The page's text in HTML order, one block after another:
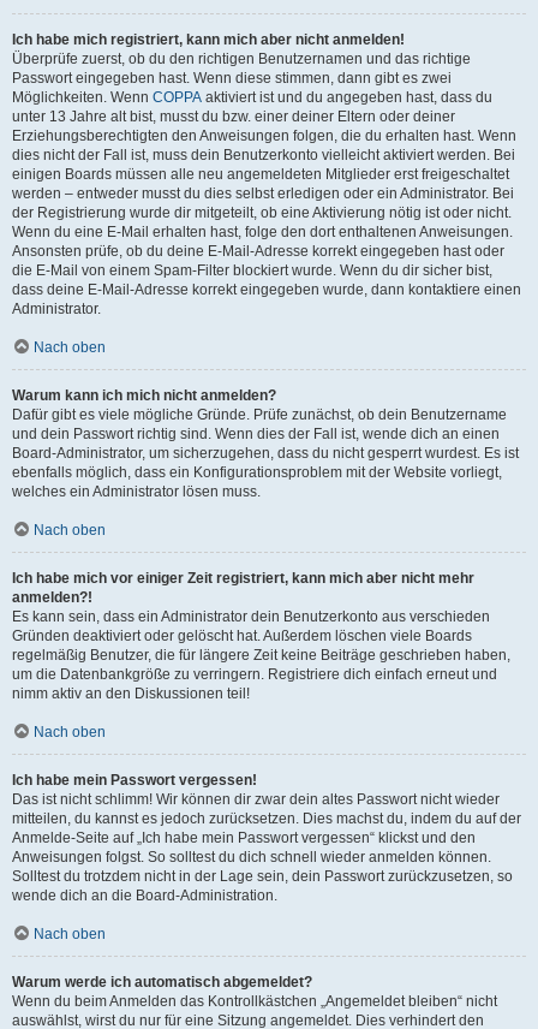
Ich habe mich registriert, kann mich aber nicht anmelden!
Überprüfe zuerst, ob du den richtigen Benutzernamen und das richtige
Passwort eingegeben hast. Wenn diese stimmen, dann gibt es zwei
Möglichkeiten. Wenn COPPA aktiviert ist und du angegeben hast, dass du
unter 13 Jahre alt bist, musst du bzw. einer deiner Eltern oder deiner
Erziehungsberechtigten den Anweisungen folgen, die du erhalten hast. Wenn
dies nicht der Fall ist, muss dein Benutzerkonto vielleicht aktiviert werden. Bei
einigen Boards müssen alle neu angemeldeten Mitglieder erst freigeschaltet
werden – entweder musst du dies selbst erledigen oder ein Administrator. Bei
der Registrierung wurde dir mitgeteilt, ob eine Aktivierung nötig ist oder nicht.
Wenn du eine E-Mail erhalten hast, folge den dort enthaltenen Anweisungen.
Ansonsten prüfe, ob du deine E-Mail-Adresse korrekt eingegeben hast oder
die E-Mail von einem Spam-Filter blockiert wurde. Wenn du dir sicher bist,
dass deine E-Mail-Adresse korrekt eingegeben wurde, dann kontaktiere einen
Administrator.
Nach oben
Warum kann ich mich nicht anmelden?
Dafür gibt es viele mögliche Gründe. Prüfe zunächst, ob dein Benutzername
und dein Passwort richtig sind. Wenn dies der Fall ist, wende dich an einen
Board-Administrator, um sicherzugehen, dass du nicht gesperrt wurdest. Es ist
ebenfalls möglich, dass ein Konfigurationsproblem mit der Website vorliegt,
welches ein Administrator lösen muss.
Nach oben
Ich habe mich vor einiger Zeit registriert, kann mich aber nicht mehr
anmelden?!
Es kann sein, dass ein Administrator dein Benutzerkonto aus verschieden
Gründen deaktiviert oder gelöscht hat. Außerdem löschen viele Boards
regelmäßig Benutzer, die für längere Zeit keine Beiträge geschrieben haben,
um die Datenbankgröße zu verringern. Registriere dich einfach erneut und
nimm aktiv an den Diskussionen teil!
Nach oben
Ich habe mein Passwort vergessen!
Das ist nicht schlimm! Wir können dir zwar dein altes Passwort nicht wieder
mitteilen, du kannst es jedoch zurücksetzen. Dies machst du, indem du auf der
Anmelde-Seite auf „Ich habe mein Passwort vergessen“ klickst und den
Anweisungen folgst. So solltest du dich schnell wieder anmelden können.
Solltest du trotzdem nicht in der Lage sein, dein Passwort zurückzusetzen, so
wende dich an die Board-Administration.
Nach oben
Warum werde ich automatisch abgemeldet?
Wenn du beim Anmelden das Kontrollkästchen „Angemeldet bleiben“ nicht
auswählst, wirst du nur für eine Sitzung angemeldet. Dies verhindert den